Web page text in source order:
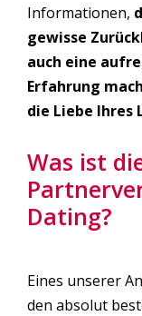
Informationen,
gewisse
auch eine
Erfahrung
die Liebe Ihres
Was ist
Dating?
Eines unserer
den absolut